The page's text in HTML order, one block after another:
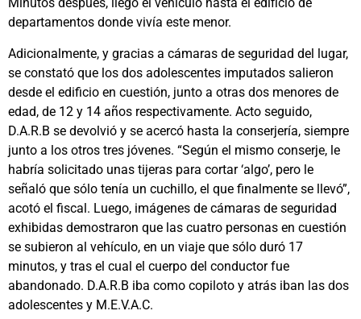
Minutos después, llegó el vehículo hasta el edificio de
departamentos donde vivía este menor.
Adicionalmente, y gracias a cámaras de seguridad del lugar,
se constató que los dos adolescentes imputados salieron
desde el edificio en cuestión, junto a otras dos menores de
edad, de 12 y 14 años respectivamente. Acto seguido,
D.A.R.B se devolvió y se acercó hasta la conserjería, siempre
junto a los otros tres jóvenes. “Según el mismo conserje, le
habría solicitado unas tijeras para cortar ‘algo’, pero le
señaló que sólo tenía un cuchillo, el que finalmente se llevó”,
acotó el fiscal. Luego, imágenes de cámaras de seguridad
exhibidas demostraron que las cuatro personas en cuestión
se subieron al vehículo, en un viaje que sólo duró 17
minutos, y tras el cual el cuerpo del conductor fue
abandonado. D.A.R.B iba como copiloto y atrás iban las dos
adolescentes y M.E.V.A.C.